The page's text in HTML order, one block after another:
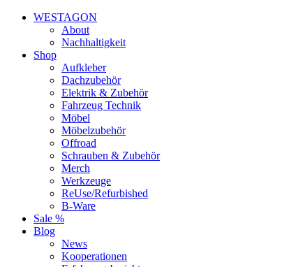
WESTAGON
About
Nachhaltigkeit
Shop
Aufkleber
Dachzubehör
Elektrik & Zubehör
Fahrzeug Technik
Möbel
Möbelzubehör
Offroad
Schrauben & Zubehör
Merch
Werkzeuge
ReUse/Refurbished
B-Ware
Sale %
Blog
News
Kooperationen